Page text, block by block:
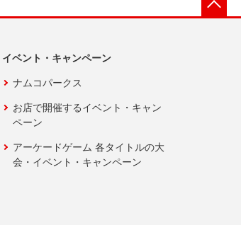
イベント・キャンペーン
ナムコパークス
お店で開催するイベント・キャン
ペーン
アーケードゲーム 各タイトルの大
会・イベント・キャンペーン